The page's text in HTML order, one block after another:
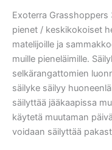
Exoterra
pienet / keskikokoiset
matelijoille ja
muille pieneläimille.
selkärangattomien
säilyke säilyy
säilyttää jääkaapissa
käytetä muutaman
voidaan säilyttää